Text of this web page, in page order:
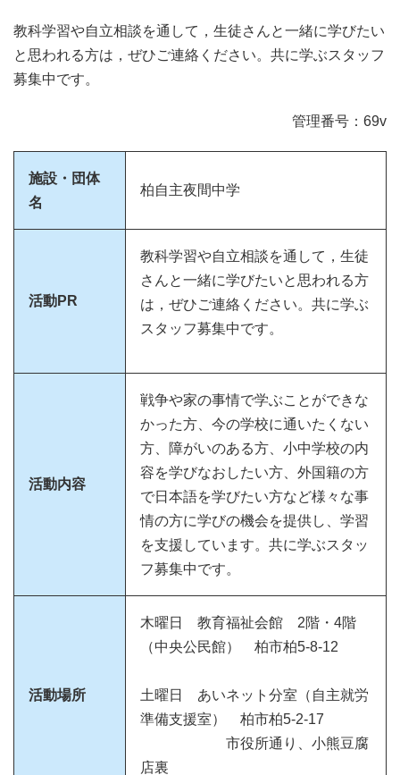
教科学習や自立相談を通して，生徒さんと一緒に学びたい
と思われる方は，ぜひご連絡ください。共に学ぶスタッフ
募集中です。
管理番号：69v
施設・団体
名
柏自主夜間中学
活動PR
教科学習や自立相談を通して，生徒
さんと一緒に学びたいと思われる方
は，ぜひご連絡ください。共に学ぶ
スタッフ募集中です。
活動内容
戦争や家の事情で学ぶことができな
かった方、今の学校に通いたくない
方、障がいのある方、小中学校の内
容を学びなおしたい方、外国籍の方
で日本語を学びたい方など様々な事
情の方に学びの機会を提供し、学習
を支援しています。共に学ぶスタッ
フ募集中です。
活動場所
木曜日 教育福祉会館 2階・4階
（中央公民館） 柏市柏5-8-12
土曜日 あいネット分室（自主就労
準備支援室） 柏市柏5-2-17
市役所通り、小熊豆腐
店裏